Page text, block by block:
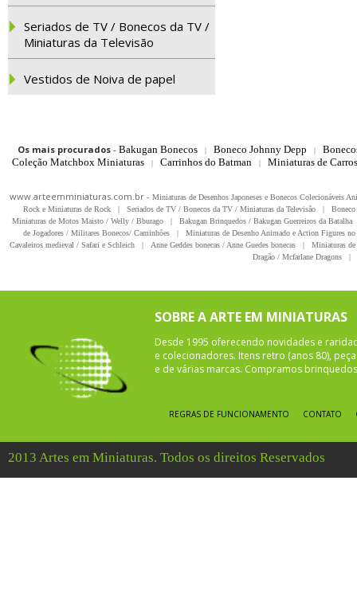
Seriados de TV / Bonecos da TV /
Miniaturas da Televisão
Vestidos de Noiva de papel
Os mais procurados- Bakugan Bonecos | Boneco Johnny Depp |
Coleção Matchbox Miniaturas
| Carrinhos do Batman | Miniaturas de
www.arteemminiaturas.com.br - Miniaturas de Desenhos Japoneses e Bonecos Colecionáveis
Rock e Miniaturas de Rock
| Seriados de TV / Bonecos da TV / Miniaturas da Televisão |
Miniaturas de Motos Maisto / Welly / Bburago
| Bakugan Brinquedos / Bakugan Guerreiros da Batalha
de Jogadores / Militares Bonecos/ Caminhões
|
Miniaturas de Desenho Animado e Action Figures
Cavaleiros medieval / Safari e Schleich
| Anne Geddes bonecas / Anne Guedes bonecas |
Miniaturas
Dragão / Mcfarlane Dragons
|
SOBRE A ARTE EM MINIATURAS
Desde 1995 oferecendo novidades e
e colecionadores. Itens retro (anos 80),
e de várias marcas. Compramos
REGRAS DE FUNCIONAMENTO CONTATO
2013 Artes em Miniaturas. Todos os direitos Reservados